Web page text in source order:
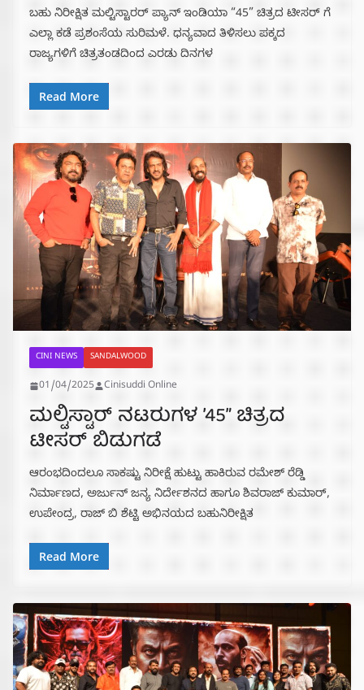
ಬಹು ನಿರೀಕ್ಷಿತ ಮಲ್ಟಿಸ್ಟಾರರ್ ಪ್ಯಾನ್ ಇಂಡಿಯಾ “45” ಚಿತ್ರದ ಟೀಸರ್ ಗೆ
ಎಲ್ಲಾ ಕಡೆ ಪ್ರಶಂಸೆಯ ಸುರಿಮಳೆ. ಧನ್ಯವಾದ ತಿಳಿಸಲು ಪಕ್ಕದ
ರಾಜ್ಯಗಳಿಗೆ ಚಿತ್ರತಂಡದಿಂದ ಎರಡು ದಿನಗಳ
Read More
CINI NEWS SANDALWOOD
01/04/2025 Cinisuddi Online
ಮಲ್ಟಿಸ್ಟಾರ್ ನಟರುಗಳ ’45” ಚಿತ್ರದ
ಟೀಸರ್ ಬಿಡುಗಡೆ
ಆರಂಭದಿಂದಲೂ ಸಾಕಷ್ಟು ನಿರೀಕ್ಷೆ ಹುಟ್ಟು ಹಾಕಿರುವ ರಮೇಶ್ ರೆಡ್ಡಿ
ನಿರ್ಮಾಣದ, ಅರ್ಜುನ್ ಜನ್ಯ ನಿರ್ದೇಶನದ ಹಾಗೂ ಶಿವರಾಜ್ ಕುಮಾರ್,
ಉಪೇಂದ್ರ, ರಾಜ್ ಬಿ ಶೆಟ್ಟಿ ಅಭಿನಯದ ಬಹುನಿರೀಕ್ಷಿತ
Read More